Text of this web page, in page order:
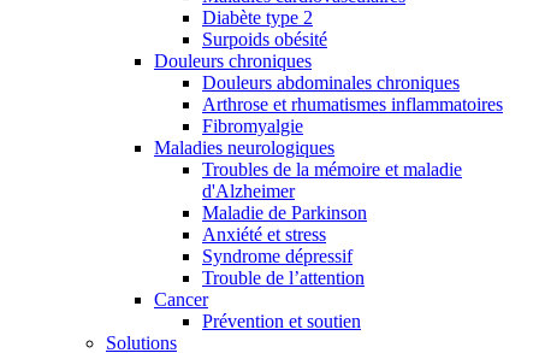
Diabète type 2
Surpoids obésité
Douleurs chroniques
Douleurs abdominales chroniques
Arthrose et rhumatismes inflammatoires
Fibromyalgie
Maladies neurologiques
Troubles de la mémoire et maladie
d'Alzheimer
Maladie de Parkinson
Anxiété et stress
Syndrome dépressif
Trouble de l’attention
Cancer
Prévention et soutien
Solutions